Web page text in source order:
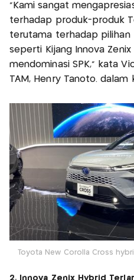
"Kami sangat
terhadap produk-produk
terutama terhadap pilihan
seperti Kijang Innova
mendominasi SPK," kata
TAM, Henry Tanoto. dalam
Toyota New Corolla Cross